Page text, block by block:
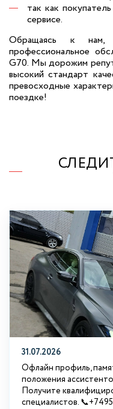
так как
сервисе.
Обращаясь к
профессиональное
G70. Мы дорожим
высокий стандарт
превосходные
поездке!
31.07.2026
Офлайн профиль,
положения
Получите
специалистов.